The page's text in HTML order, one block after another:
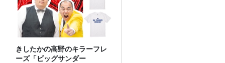
きしたかの高野のキラーフレ
ーズ「ビッグサンダー